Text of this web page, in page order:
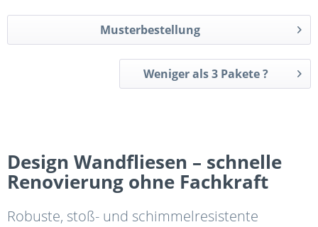
Musterbestellung
Weniger als 3 Pakete ?
Design Wandfliesen – schnelle
Renovierung ohne Fachkraft
Robuste, stoß- und schimmelresistente